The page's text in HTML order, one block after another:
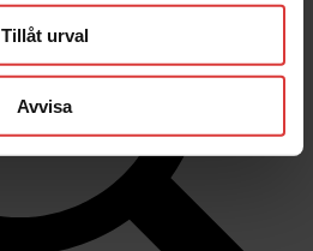
Tillåt urval
Avvisa